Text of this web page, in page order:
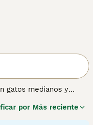
gatos medianos y
por tener una
por Más reciente